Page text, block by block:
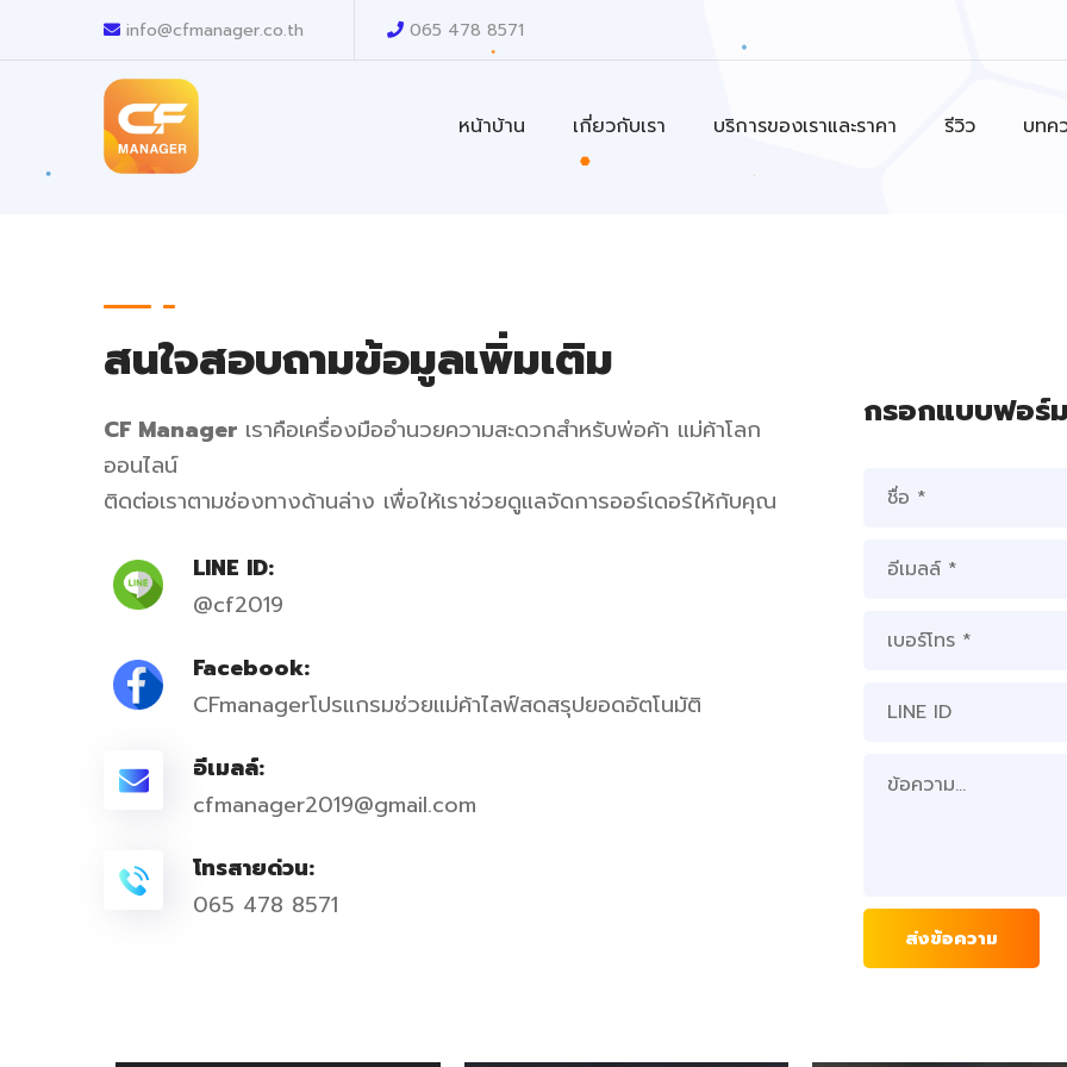
info@cfmanager.co.th 065 478 8571
หน้าบ้าน เกี่ยวกับเรา บริการของเราและราคา รีวิว บทค
สนใจสอบถามข้อมูลเพิ่มเติม
CF Manager เราคือเครื่องมืออำนวยความสะดวกสำหรับพ่อค้า แม่ค้าโลก
ออนไลน์
ติดต่อเราตามช่องทางด้านล่าง เพื่อให้เราช่วยดูแลจัดการออร์เดอร์ให้กับคุณ
LINE ID:
@cf2019
Facebook:
CFmanagerโปรแกรมช่วยแม่ค้าไลฟ์สดสรุปยอดอัตโนมัติ
อีเมลล์:
cfmanager2019@gmail.com
โทรสายด่วน:
065 478 8571
กรอกแบบฟอร์